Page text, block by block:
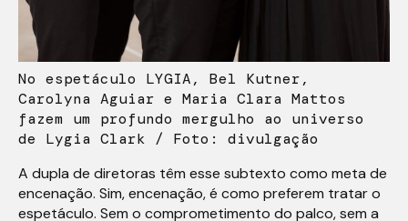
No espetáculo LYGIA, Bel Kutner,
Carolyna Aguiar e Maria Clara Mattos
fazem um profundo mergulho ao universo
de Lygia Clark / Foto: divulgação
A dupla de diretoras têm esse subtexto como meta de
encenação. Sim, encenação, é como preferem tratar o
espetáculo. Sem o comprometimento do palco, sem a